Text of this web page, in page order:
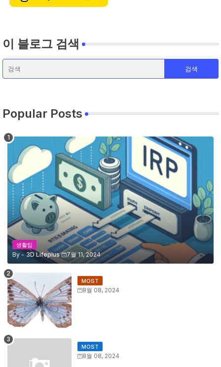
이 블로그 검색
Popular Posts
생활팁
By - 3D Lifeplus 7월 11, 2024
MOST
8월 08, 2024
MOST
8월 08, 2024